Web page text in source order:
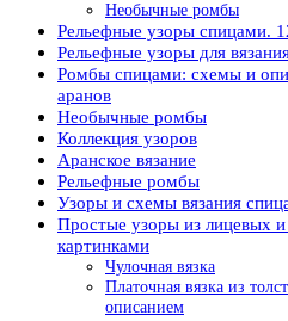
Необычные ромбы
Рельефные узоры спицами.
Рельефные узоры для
Ромбы спицами: схемы и
аранов
Необычные ромбы
Коллекция узоров
Аранское вязание
Рельефные ромбы
Узоры и схемы вязания
Простые узоры из лицевых и
картинками
Чулочная вязка
Платочная вязка из
описанием